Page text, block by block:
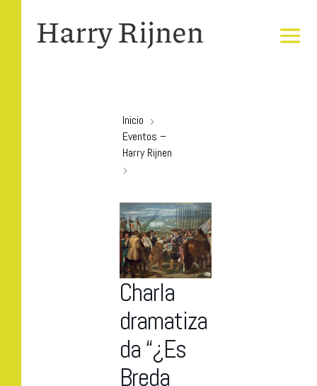
Inicio
Eventos –
Harry Rijnen
Charla
dramatiza
da “¿Es
Breda